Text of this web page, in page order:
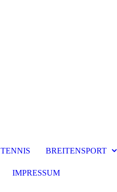
TENNIS BREITENSPORT
IMPRESSUM